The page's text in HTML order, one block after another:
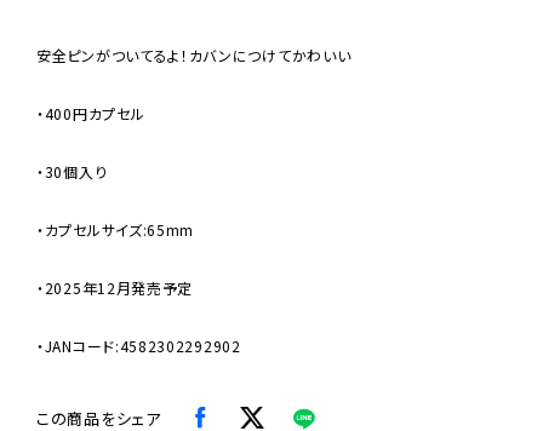
安全ピンがついてるよ！カバンにつけてかわいい
・400円カプセル
・30個入り
・カプセルサイズ:65mm
・2025年12月発売予定
・JANコード:4582302292902
この商品をシェア